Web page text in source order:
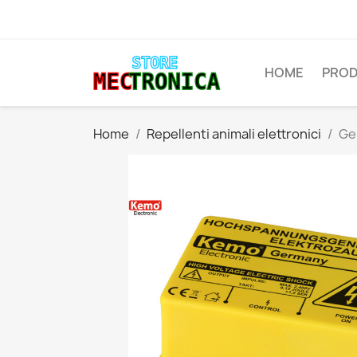
HOME
Home Repellenti animali elettronici